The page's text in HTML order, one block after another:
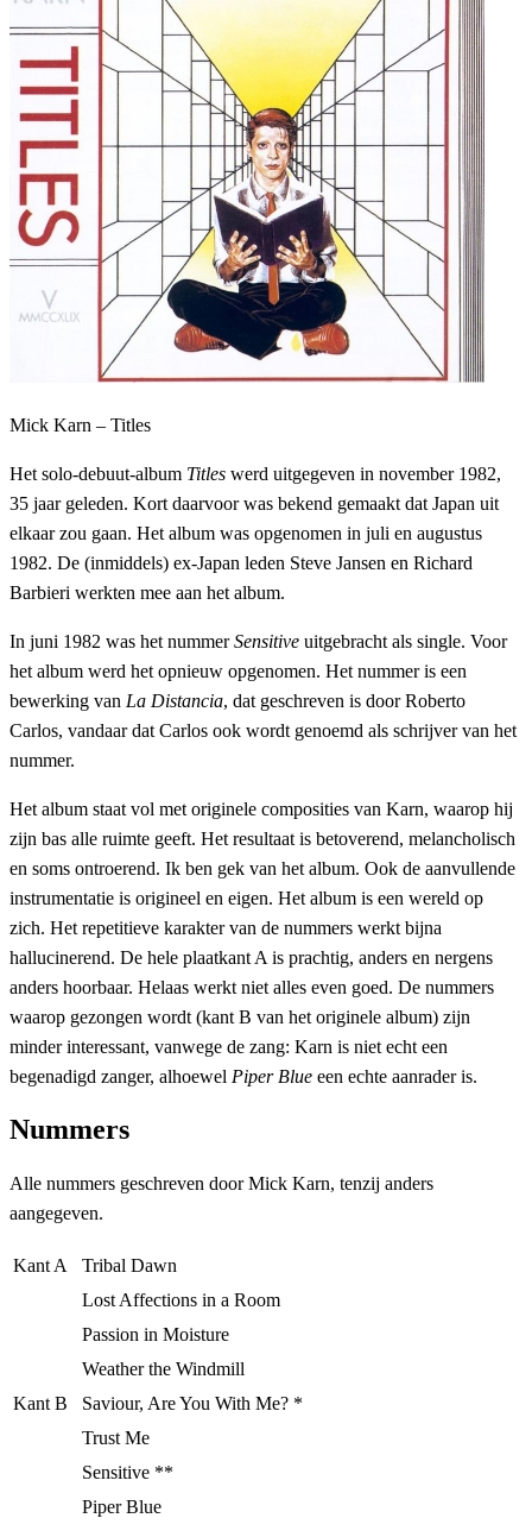
Mick Karn – Titles
Het solo-debuut-album Titles werd uitgegeven in november 1982,
35 jaar geleden. Kort daarvoor was bekend gemaakt dat Japan uit
elkaar zou gaan. Het album was opgenomen in juli en augustus
1982. De (inmiddels) ex-Japan leden Steve Jansen en Richard
Barbieri werkten mee aan het album.
In juni 1982 was het nummerSensitive uitgebracht als single. Voor
het album werd het opnieuw opgenomen. Het nummer is een
bewerking van La Distancia, dat geschreven is door Roberto
Carlos, vandaar dat Carlos ook wordt genoemd als schrijver van het
nummer.
Het album staat vol met originele composities van Karn, waarop hij
zijn bas alle ruimte geeft. Het resultaat is betoverend, melancholisch
en soms ontroerend. Ik ben gek van het album. Ook de aanvullende
instrumentatie is origineel en eigen. Het album is een wereld op
zich. Het repetitieve karakter van de nummers werkt bijna
hallucinerend. De hele plaatkant A is prachtig, anders en nergens
anders hoorbaar. Helaas werkt niet alles even goed. De nummers
waarop gezongen wordt (kant B van het originele album) zijn
minder interessant, vanwege de zang: Karn is niet echt een
begenadigd zanger, alhoewel Piper Blue een echte aanrader is.
Nummers
Alle nummers geschreven door Mick Karn, tenzij anders
aangegeven.
Kant A
Tribal Dawn
Lost Affections in a Room
Passion in Moisture
Weather the Windmill
Kant B
Saviour, Are You With Me? *
Trust Me
Sensitive **
Piper Blue